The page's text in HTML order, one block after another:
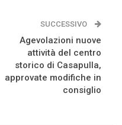
SUCCESSIVO
Agevolazioni nuove
attività del centro
storico di Casapulla,
approvate modifiche in
consiglio